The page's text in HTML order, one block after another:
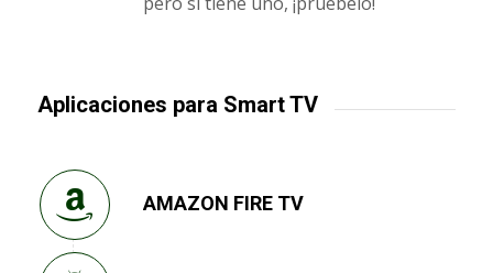
Aplicaciones para Smart TV
AMAZON FIRE TV